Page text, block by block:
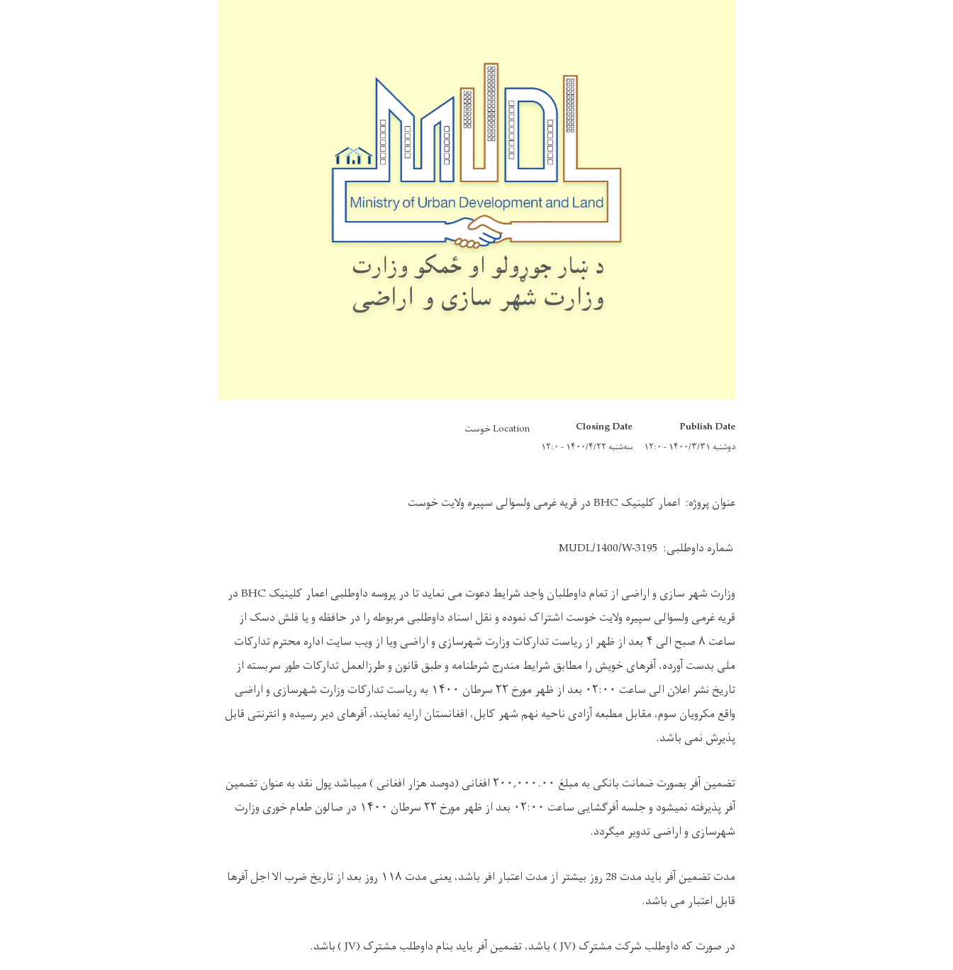
Publish Date
دوشنبه ۱۴۰۰/۳/۳۱ - ۱۲:۰
Closing Date
سه‌شنبه ۱۴۰۰/۴/۲۲ - ۱۲:۰
Location خوست
عنوان پروژه: اعمار کلینیکBHCدر قریه غرمی ولسوالی سپیره ولایت خوست
شماره داوطلبی: MUDL/1400/W-3195
وزارت شهر سازی و اراضی از تمام داوطلبان واجد شرایط دعوت می نماید تا در پروسه داوطلبی اعمار کلینیکBHCدر
قریه غرمی ولسوالی سپیره ولایت خوست اشتراک نموده و نقل اسناد داوطلبی مربوطه را در حافظه و یا فلش دسک از
ساعت ۸ صبح الی ۴ بعد از ظهر از ریاست تدارکات وزارت شهرسازی و اراضی ویا از ویب سایت اداره محترم تدارکات
ملی بدست آورده، آفرهای خویش را مطابق شرایط مندرج شرطنامه و طبق قانون و طرزالعمل تدارکات طور سربسته از
تاریخ نشر اعلان الی ساعت ۰۲:۰۰ بعد از ظهر مورخ ۲۲ سرطان ۱۴۰۰ به ریاست تدارکات وزارت شهرسازی و اراضی
واقع مکرویان سوم، مقابل مطبعه آزادی ناحیه نهم شهر کابل، افغانستان ارایه نمایند، آفرهای دیر رسیده و انترنتی قابل
پذیرش نمی باشد.
تضمین آفر بصورت ضمانت بانکی به مبلغ ۲۰۰,۰۰۰.۰۰ افغانی (دوصد هزار افغانی ) میباشد پول نقد به عنوان تضمین
آفر پذیرفته نمیشود و جلسه آفرگشایی ساعت ۰۲:۰۰ بعد از ظهر مورخ ۲۲ سرطان ۱۴۰۰ در صالون طعام خوری وزارت
شهرسازی و اراضی تدویر میگردد.
مدت تضمین آفر باید مدت 28 روز بیشتر از مدت اعتبار افر باشد، یعنی مدت ۱۱۸ روز بعد از تاریخ ضرب الا اجل آفرها
قابل اعتبار می باشد.
در صورت که داوطلب شرکت مشترک ( JV)باشد، تضمین آفر باید بنام داوطلب مشترک ( JV)باشد.